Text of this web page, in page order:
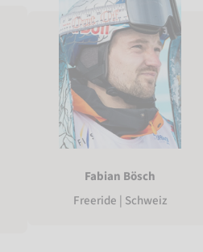
Fabian Bösch
Freeride | Schweiz